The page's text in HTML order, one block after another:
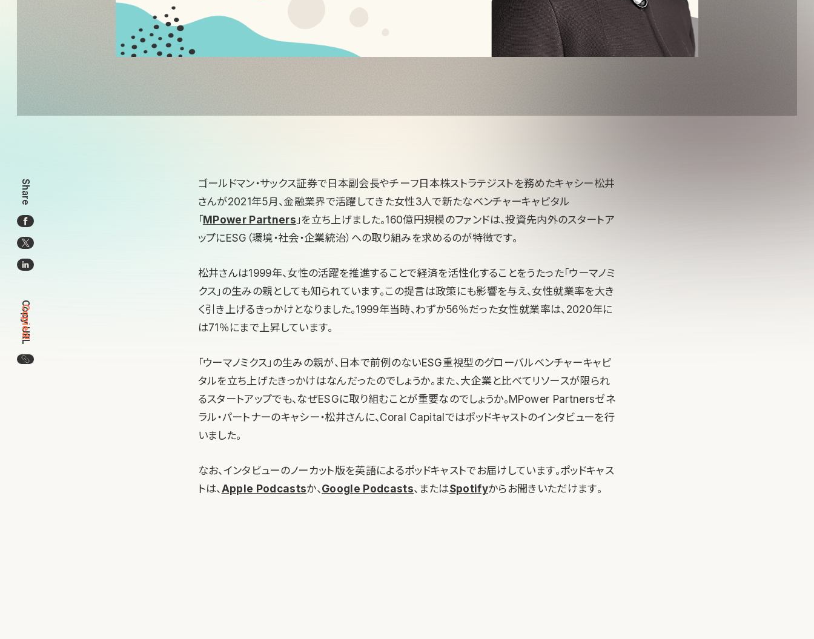
Share
Copy URL
Copied!
この記事のURLをコピー
ゴールドマン・サックス証券で日本副会長やチーフ日本株ストラテジストを務めたキャシー松井
さんが2021年5月、金融業界で活躍してきた女性3人で新たなベンチャーキャピタル
「MPower Partners 」を立ち上げました。160億円規模のファンドは、投資先内外のスタートア
ップにESG（環境・社会・企業統治）への取り組みを求めるのが特徴です。
松井さんは1999年、女性の活躍を推進することで経済を活性化することをうたった「ウーマノミ
クス」の生みの親としても知られています。この提言は政策にも影響を与え、女性就業率を大き
く引き上げるきっかけとなりました。1999年当時、わずか56％だった女性就業率は、2020年に
は71％にまで上昇しています。
「ウーマノミクス」の生みの親が、日本で前例のないESG重視型のグローバルベンチャーキャピ
タルを立ち上げたきっかけはなんだったのでしょうか。また、大企業と比べてリソースが限られ
るスタートアップでも、なぜESGに取り組むことが重要なのでしょうか。MPower Partnersゼネ
ラル・パートナーのキャシー・松井さんに、Coral Capitalではポッドキャストのインタビューを行
いました。
なお、インタビューのノーカット版を英語によるポッドキャストでお届けしています。ポッドキャス
トは、Apple Podcastsか、Google Podcasts、またはSpotifyからお聞きいただけます。